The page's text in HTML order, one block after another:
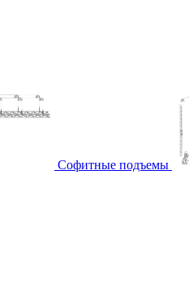
Софитные подъемы